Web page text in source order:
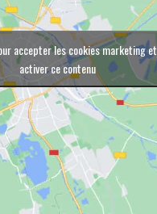
accepter les cookies marketing et
activer ce contenu